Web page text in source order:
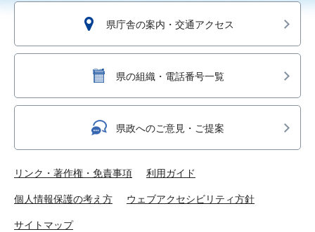
県庁舎の案内・交通アクセス
県の組織・電話番号一覧
県政へのご意見・ご提案
リンク・著作権・免責事項 利用ガイド
個人情報保護の考え方 ウェブアクセシビリティ方針
サイトマップ